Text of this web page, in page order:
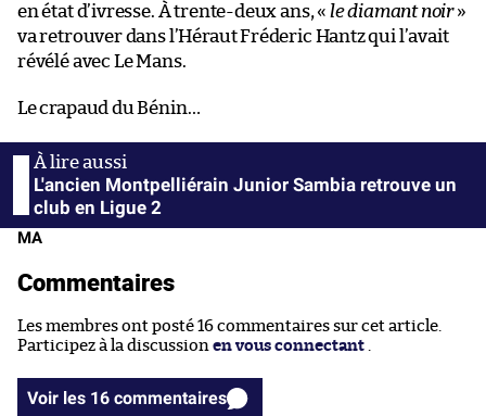
en état d’ivresse. À trente-deux ans, « le diamant noir»
va retrouver dans l’Héraut Fréderic Hantz qui l’avait
révélé avec Le Mans.
Le crapaud du Bénin…
L'ancien Montpelliérain Junior Sambia retrouve un
club en Ligue 2
MA
Commentaires
Les membres ont posté 16 commentaires sur cet article.
Participez à la discussion en vous connectant
Voir les 16 commentaires